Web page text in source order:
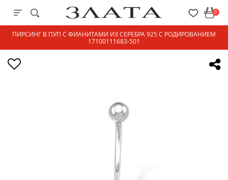
0
ПИРСИНГ В ПУП С ФИАНИТАМИ ИЗ СЕРЕБРА 925 С РОДИРОВАНИЕМ
17100111683-501